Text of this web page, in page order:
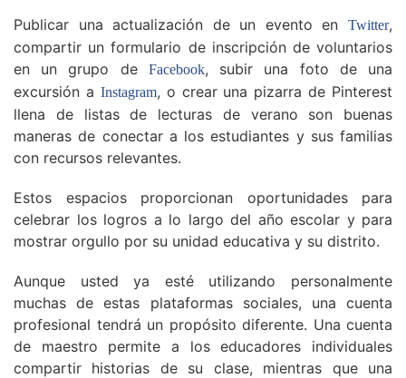
Publicar una actualización de un evento en Twitter,
compartir un formulario de inscripción de voluntarios
en un grupo de Facebook, subir una foto de una
excursión a Instagram, o crear una pizarra de Pinterest
llena de listas de lecturas de verano son buenas
maneras de conectar a los estudiantes y sus familias
con recursos relevantes.
Estos espacios proporcionan oportunidades para
celebrar los logros a lo largo del año escolar y para
mostrar orgullo por su unidad educativa y su distrito.
Aunque usted ya esté utilizando personalmente
muchas de estas plataformas sociales, una cuenta
profesional tendrá un propósito diferente. Una cuenta
de maestro permite a los educadores individuales
compartir historias de su clase, mientras que una